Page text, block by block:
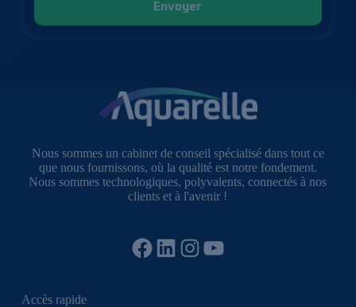
Nous sommes un cabinet de conseil spécialisé dans tout ce
que nous fournissons, où la qualité est notre fondement.
Nous sommes technologiques, polyvalents, connectés à nos
clients et à l'avenir !
Facebook
LinkedIn
Instagram
YouTube
Accès rapide